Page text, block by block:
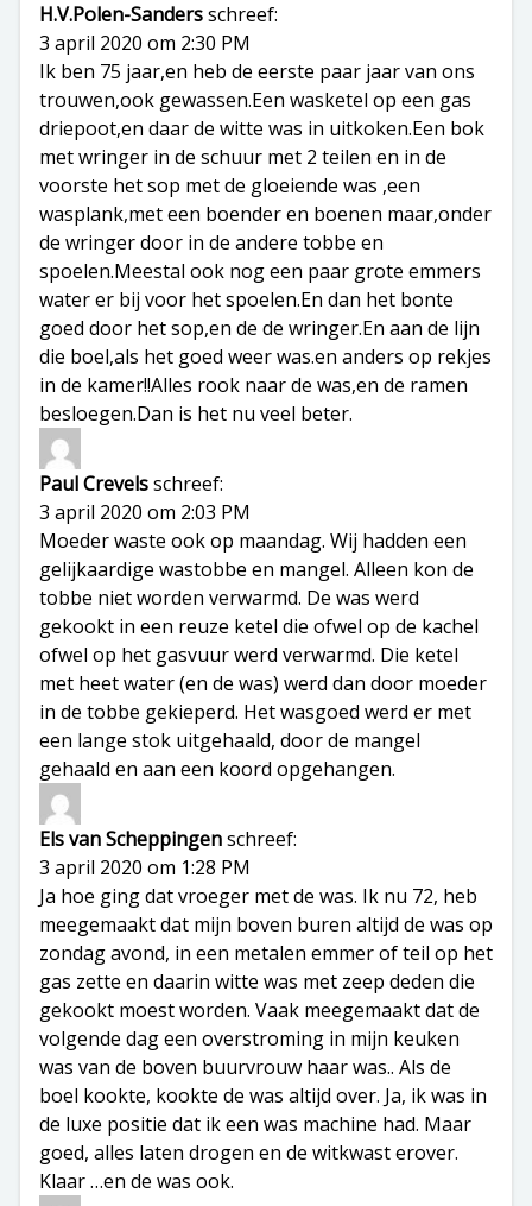
H.V.Polen-Sandersschreef:
3 april 2020 om 2:30 PM
Ik ben 75 jaar,en heb de eerste paar jaar van ons
trouwen,ook gewassen.Een wasketel op een gas
driepoot,en daar de witte was in uitkoken.Een bok
met wringer in de schuur met 2 teilen en in de
voorste het sop met de gloeiende was ,een
wasplank,met een boender en boenen maar,onder
de wringer door in de andere tobbe en
spoelen.Meestal ook nog een paar grote emmers
water er bij voor het spoelen.En dan het bonte
goed door het sop,en de de wringer.En aan de lijn
die boel,als het goed weer was.en anders op rekjes
in de kamer!!Alles rook naar de was,en de ramen
besloegen.Dan is het nu veel beter.
Paul Crevelsschreef:
3 april 2020 om 2:03 PM
Moeder waste ook op maandag. Wij hadden een
gelijkaardige wastobbe en mangel. Alleen kon de
tobbe niet worden verwarmd. De was werd
gekookt in een reuze ketel die ofwel op de kachel
ofwel op het gasvuur werd verwarmd. Die ketel
met heet water (en de was) werd dan door moeder
in de tobbe gekieperd. Het wasgoed werd er met
een lange stok uitgehaald, door de mangel
gehaald en aan een koord opgehangen.
Els van Scheppingenschreef:
3 april 2020 om 1:28 PM
Ja hoe ging dat vroeger met de was. Ik nu 72, heb
meegemaakt dat mijn boven buren altijd de was op
zondag avond, in een metalen emmer of teil op het
gas zette en daarin witte was met zeep deden die
gekookt moest worden. Vaak meegemaakt dat de
volgende dag een overstroming in mijn keuken
was van de boven buurvrouw haar was.. Als de
boel kookte, kookte de was altijd over. Ja, ik was in
de luxe positie dat ik een was machine had. Maar
goed, alles laten drogen en de witkwast erover.
Klaar …en de was ook.